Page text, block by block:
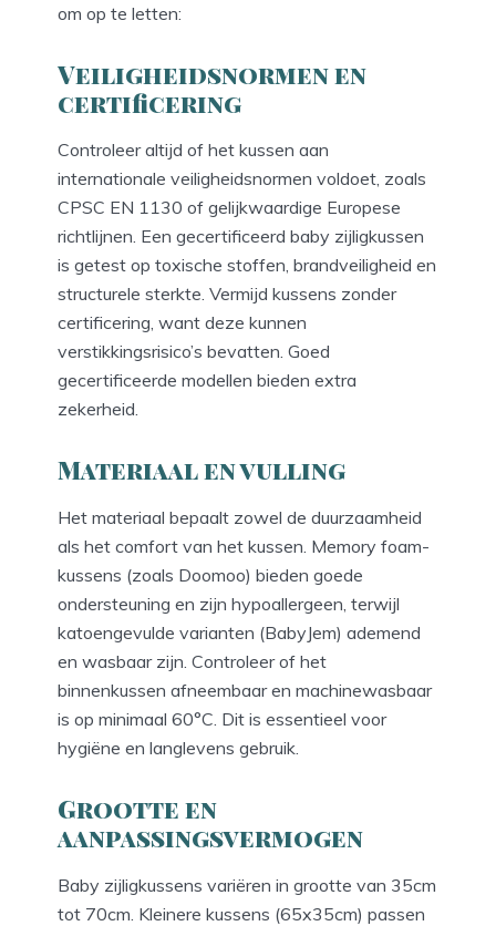
om op te letten:
Veiligheidsnormen en
certificering
Controleer altijd of het kussen aan
internationale veiligheidsnormen voldoet, zoals
CPSC EN 1130 of gelijkwaardige Europese
richtlijnen. Een gecertificeerd baby zijligkussen
is getest op toxische stoffen, brandveiligheid en
structurele sterkte. Vermijd kussens zonder
certificering, want deze kunnen
verstikkingsrisico’s bevatten. Goed
gecertificeerde modellen bieden extra
zekerheid.
Materiaal en vulling
Het materiaal bepaalt zowel de duurzaamheid
als het comfort van het kussen. Memory foam-
kussens (zoals Doomoo) bieden goede
ondersteuning en zijn hypoallergeen, terwijl
katoengevulde varianten (BabyJem) ademend
en wasbaar zijn. Controleer of het
binnenkussen afneembaar en machinewasbaar
is op minimaal 60°C. Dit is essentieel voor
hygiëne en langlevens gebruik.
Grootte en
aanpassingsvermogen
Baby zijligkussens variëren in grootte van 35cm
tot 70cm. Kleinere kussens (65x35cm) passen